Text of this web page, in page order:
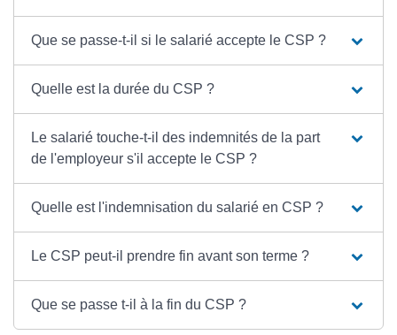
Que se passe-t-il si le salarié accepte le CSP ?
Quelle est la durée du CSP ?
Le salarié touche-t-il des indemnités de la part
de l'employeur s'il accepte le CSP ?
Quelle est l'indemnisation du salarié en CSP ?
Le CSP peut-il prendre fin avant son terme ?
Que se passe t-il à la fin du CSP ?